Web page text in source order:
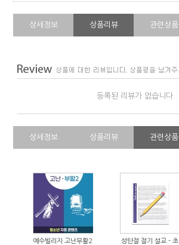
상세정보 상품리뷰 관련상품
등록된 리뷰가 없습니다.
상세정보 상품리뷰 관련상품
예수빌리지 고난부활2
성탄절 절기 설교 - 초